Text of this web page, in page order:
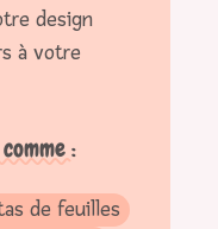
design
à votre
:
de feuilles